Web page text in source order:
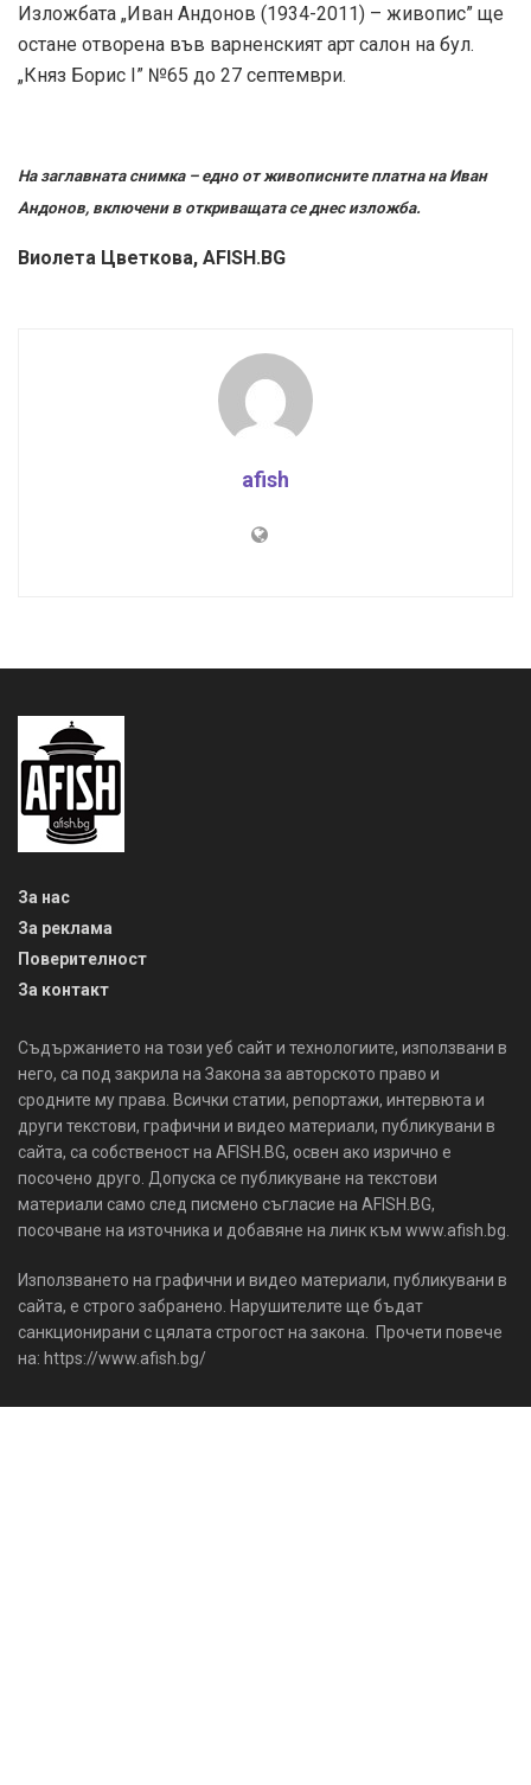
Изложбата „Иван Андонов (1934-2011) – живопис” ще
остане отворена във варненският арт салон на бул.
„Княз Борис І” №65 до 27 септември.
На заглавната снимка – едно от живописните платна на Иван
Андонов, включени в откриващата се днес изложба.
Виолета Цветкова, AFISH.BG
afish
За нас
За реклама
Поверителност
За контакт
Съдържанието на този уеб сайт и технологиите, използвани в
него, са под закрила на Закона за авторското право и
сродните му права. Всички статии, репортажи, интервюта и
други текстови, графични и видео материали, публикувани в
сайта, са собственост на AFISH.BG, освен ако изрично е
посочено друго. Допуска се публикуване на текстови
материали само след писмено съгласие на AFISH.BG,
посочване на източника и добавяне на линк към www.afish.bg.
Използването на графични и видео материали, публикувани в
сайта, е строго забранено. Нарушителите ще бъдат
санкционирани с цялата строгост на закона. Прочети повече
на: https://www.afish.bg/